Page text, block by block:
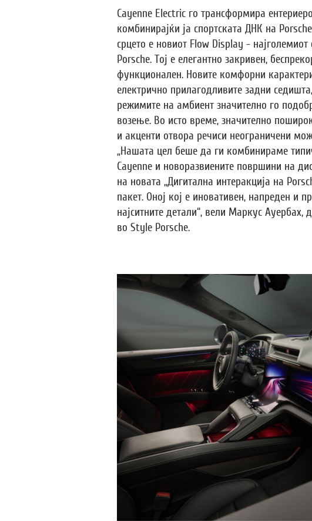
Cayenne Electric го трансформира
комбинирајќи ја спортската ДНК на
срцето е новиот Flow Display -
Porsche. Тој е елегантно закривен,
функционален. Новите комфорни
електрично прилагодливите задни
режимите на амбиент значително го
возење. Во исто време, значително
и акценти отвора речиси неограничени
„Нашата цел беше да ги комбинираме
Cayenne и новоразвиените површини на
на новата „Дигитална интеракција на
пакет. Оној кој е иновативен, напреден и
најситните детали“, вели Маркус Ауербах,
во Style Porsche.